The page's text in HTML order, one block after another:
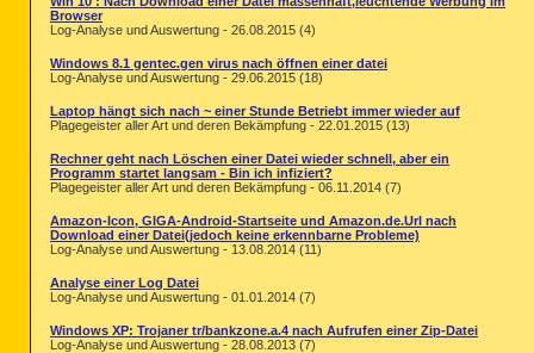
Browser
Log-Analyse und Auswertung - 26.08.2015 (4)
Windows 8.1 gentec.gen virus nach öffnen einer datei
Log-Analyse und Auswertung - 29.06.2015 (18)
Laptop hängt sich nach ~ einer Stunde Betriebt immer wieder auf
Plagegeister aller Art und deren Bekämpfung - 22.01.2015 (13)
Rechner geht nach Löschen einer Datei wieder schnell, aber ein
Programm startet langsam - Bin ich infiziert?
Plagegeister aller Art und deren Bekämpfung - 06.11.2014 (7)
Amazon-Icon, GIGA-Android-Startseite und Amazon.de.Url nach
Download einer Datei(jedoch keine erkennbarne Probleme)
Log-Analyse und Auswertung - 13.08.2014 (11)
Analyse einer Log Datei
Log-Analyse und Auswertung - 01.01.2014 (7)
Windows XP: Trojaner tr/bankzone.a.4 nach Aufrufen einer Zip-Datei
Log-Analyse und Auswertung - 28.08.2013 (7)